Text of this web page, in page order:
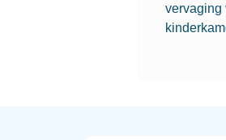
vervaging